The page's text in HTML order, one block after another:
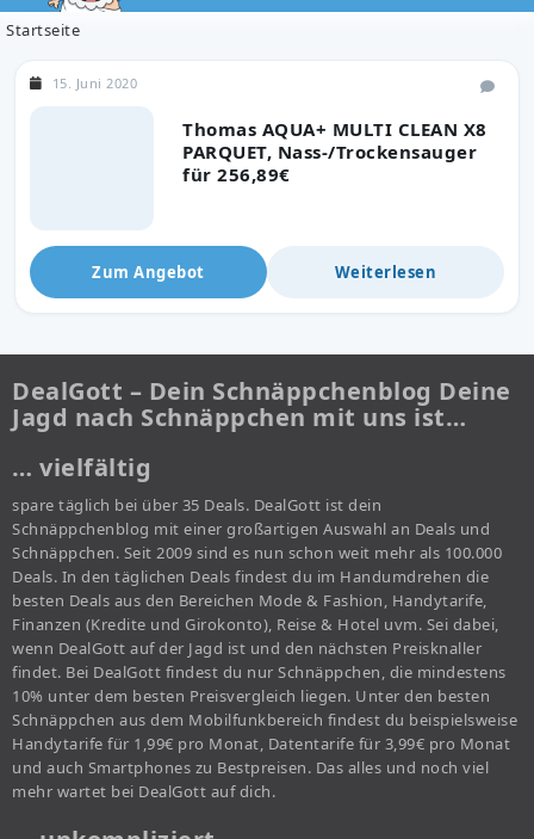
Startseite
Thomas AQUA+ MULTI CLEAN X8
PARQUET, Nass-/Trockensauger
für 256,89€
15. Juni 2020
Zum Angebot Weiterlesen
DealGott – Dein Schnäppchenblog Deine
Jagd nach Schnäppchen mit uns ist…
… vielfältig
spare täglich bei über 35 Deals. DealGott ist dein
Schnäppchenblog mit einer großartigen Auswahl an Deals und
Schnäppchen. Seit 2009 sind es nun schon weit mehr als 100.000
Deals. In den täglichen Deals findest du im Handumdrehen die
besten Deals aus den Bereichen Mode & Fashion, Handytarife,
Finanzen (Kredite und Girokonto), Reise & Hotel uvm. Sei dabei,
wenn DealGott auf der Jagd ist und den nächsten Preisknaller
findet. Bei DealGott findest du nur Schnäppchen, die mindestens
10% unter dem besten Preisvergleich liegen. Unter den besten
Schnäppchen aus dem Mobilfunkbereich findest du beispielsweise
Handytarife für 1,99€ pro Monat, Datentarife für 3,99€ pro Monat
und auch Smartphones zu Bestpreisen. Das alles und noch viel
mehr wartet bei DealGott auf dich.